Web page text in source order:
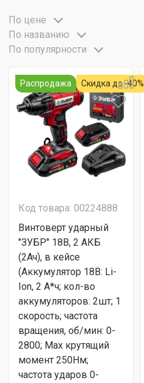
По цене
По названию
По популярности
Распродажа Скидка до -40%
Код товара: 00224888
Винтоверт ударный
"ЗУБР" 18В, 2 АКБ
(2Ач), в кейсе
(Аккумулятор 18В: Li-
Ion, 2 А*ч; кол-во
аккумуляторов: 2шт; 1
скорость; частота
вращения, об/мин: 0-
2800; Max крутящий
момент 250Нм;
частота ударов 0-